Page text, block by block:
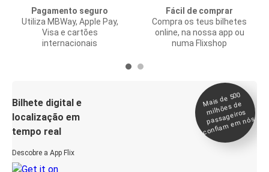
Pagamento seguro
Utiliza MBWay, Apple Pay,
Visa e cartões
internacionais
Fácil de comprar
Compra os teus bilhetes
online, na nossa app ou
numa Flixshop
Bilhete digital e
localização em
tempo real
Descobre a App Flix
Mais de 500
milhões de
passageiros
confia
m e
m nós